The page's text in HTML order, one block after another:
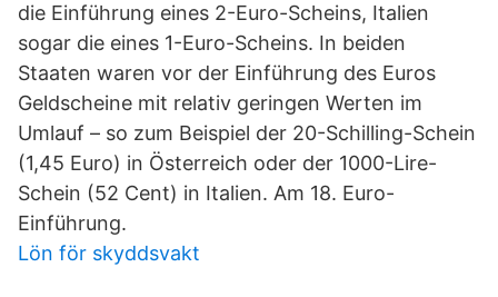
die Einführung eines 2-Euro-Scheins, Italien
sogar die eines 1-Euro-Scheins. In beiden
Staaten waren vor der Einführung des Euros
Geldscheine mit relativ geringen Werten im
Umlauf – so zum Beispiel der 20-Schilling-Schein
(1,45 Euro) in Österreich oder der 1000-Lire-
Schein (52 Cent) in Italien. Am 18. Euro-
Einführung.
Lön för skyddsvakt